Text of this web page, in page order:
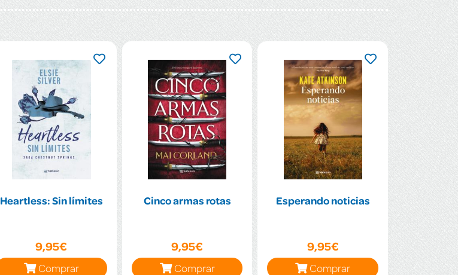
Heartless: Sin límites
9,95€
Comprar
Cinco armas rotas
9,95€
Comprar
Esperando noticias
9,95€
Comprar